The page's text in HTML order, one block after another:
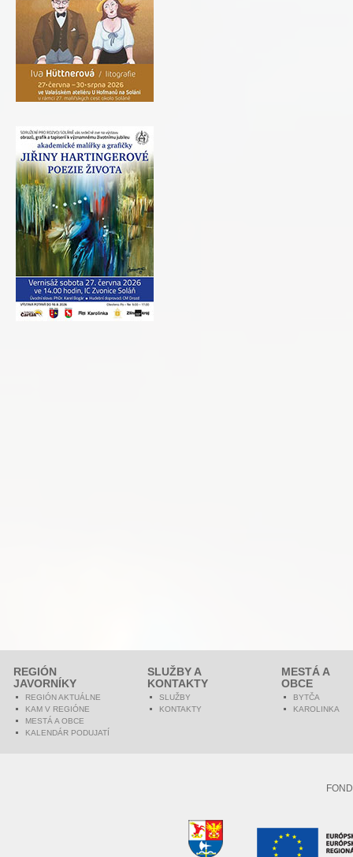
REGIÓN
JAVORNÍKY
REGIÓN AKTUÁLNE
KAM V REGIÓNE
MESTÁ A OBCE
KALENDÁR PODUJATÍ
SLUŽBY A
KONTAKTY
SLUŽBY
KONTAKTY
MESTÁ A
OBCE
BYTČA
KAROLINKA